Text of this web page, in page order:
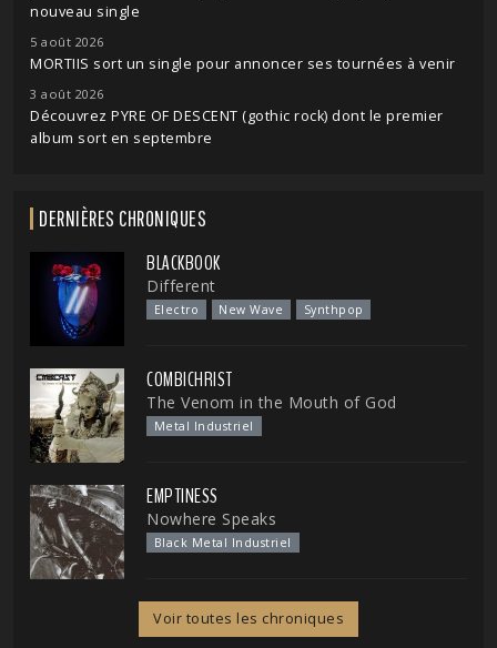
nouveau single
5 août 2026
MORTIIS sort un single pour annoncer ses tournées à venir
3 août 2026
Découvrez PYRE OF DESCENT (gothic rock) dont le premier
album sort en septembre
DERNIÈRES CHRONIQUES
BLACKBOOK
Different
Electro New Wave Synthpop
COMBICHRIST
The Venom in the Mouth of God
Metal Industriel
EMPTINESS
Nowhere Speaks
Black Metal Industriel
Voir toutes les chroniques